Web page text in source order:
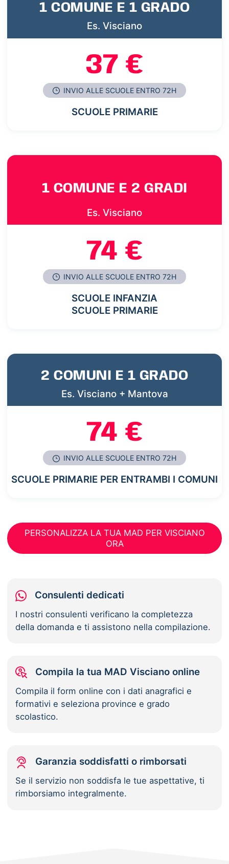
1 COMUNE E 1 GRADO
Es. Visciano
37 €
INVIO ALLE SCUOLE ENTRO 72H
SCUOLE PRIMARIE
1 COMUNE E 2 GRADI
Es. Visciano
74 €
INVIO ALLE SCUOLE ENTRO 72H
SCUOLE INFANZIA
SCUOLE PRIMARIE
2 COMUNI E 1 GRADO
Es. Visciano + Mantova
74 €
INVIO ALLE SCUOLE ENTRO 72H
SCUOLE PRIMARIE PER ENTRAMBI I COMUNI
PERSONALIZZA LA TUA MAD PER VISCIANO
ORA
Consulenti dedicati
I nostri consulenti verificano la completezza
della domanda e ti assistono nella compilazione.
Compila la tua MAD Visciano online
Compila il form online con i dati anagrafici e
formativi e seleziona province e grado
scolastico.
Garanzia soddisfatti o rimborsati
Se il servizio non soddisfa le tue aspettative, ti
rimborsiamo integralmente.